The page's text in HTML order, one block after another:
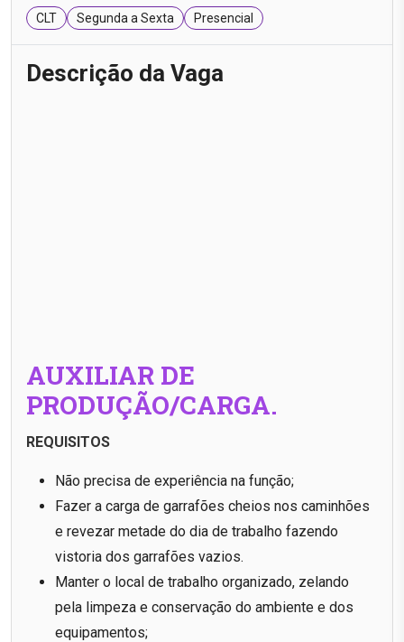
CLT Segunda a Sexta Presencial
Descrição da Vaga
AUXILIAR DE
PRODUÇÃO/CARGA.
REQUISITOS
Não precisa de experiência na função;
Fazer a carga de garrafões cheios nos caminhões
e revezar metade do dia de trabalho fazendo
vistoria dos garrafões vazios.
Manter o local de trabalho organizado, zelando
pela limpeza e conservação do ambiente e dos
equipamentos;